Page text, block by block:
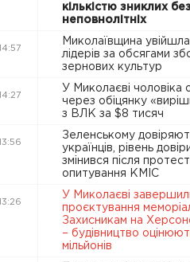
кількістю зниклих
неповнолітніх
14:57
Миколаївщина увійшла
лідерів за обсягами
зернових культур
14:27
У Миколаєві
через обіцянку
з ВЛК за $8 тисяч
13:56
Зеленському
українців, рівень
змінився після
опитування КМІС
13:26
У Миколаєві
проєктування
Захисникам на
– будівництво
мільйонів